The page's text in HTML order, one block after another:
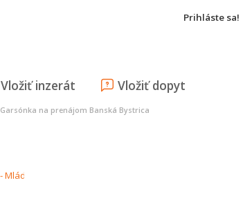
Prihláste sa!
Vložiť inzerát Vložiť dopyt
Garsónka na prenájom Banská Bystrica